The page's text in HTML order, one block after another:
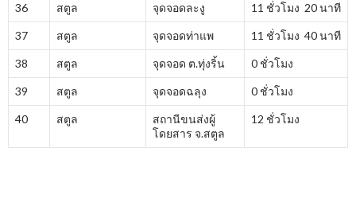
36 สตูล จุดจอดละงู 11 ชั่วโมง 20 นาที
37 สตูล จุดจอดท่าแพ 11 ชั่วโมง 40 นาที
38 สตูล จุดจอด ต.ทุ่งริ้น 0 ชั่วโมง
39 สตูล จุดจอดฉลุง 0 ชั่วโมง
40 สตูล
สถานีขนส่งผู้
โดยสาร จ.สตูล
12 ชั่วโมง